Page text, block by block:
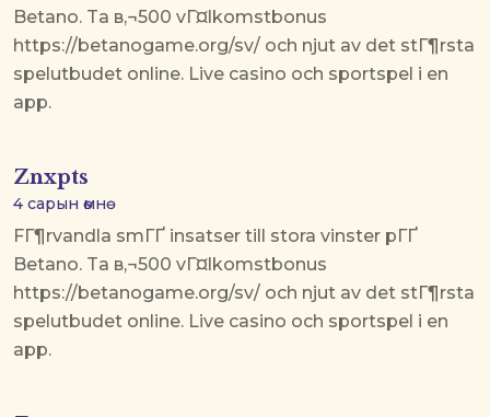
Betano. Ta в‚¬500 vГ¤lkomstbonus
https://betanogame.org/sv/ och njut av det stГ¶rsta
spelutbudet online. Live casino och sportspel i en
app.
Znxpts
4 сарын өмнө
FГ¶rvandla smГҐ insatser till stora vinster pГҐ
Betano. Ta в‚¬500 vГ¤lkomstbonus
https://betanogame.org/sv/ och njut av det stГ¶rsta
spelutbudet online. Live casino och sportspel i en
app.